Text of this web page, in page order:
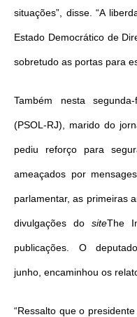
situações”, disse. “A
Estado Democrático de
sobretudo as portas para
Também nesta
(PSOL-RJ), marido do
pediu reforço para
ameaçados por
parlamentar, as primeiras
divulgações do siteThe
publicações. O
junho, encaminhou os
“Ressalto que o